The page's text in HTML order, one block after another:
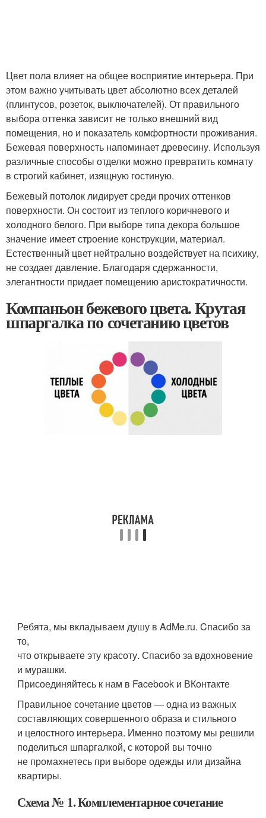
Цвет пола влияет на общее восприятие интерьера. При
этом важно учитывать цвет абсолютно всех деталей
(плинтусов, розеток, выключателей). От правильного
выбора оттенка зависит не только внешний вид
помещения, но и показатель комфортности проживания.
Бежевая поверхность напоминает древесину. Используя
различные способы отделки можно превратить комнату
в строгий кабинет, изящную гостиную.
Бежевый потолок лидирует среди прочих оттенков
поверхности. Он состоит из теплого коричневого и
холодного белого. При выборе типа декора большое
значение имеет строение конструкции, материал.
Естественный цвет нейтрально воздействует на психику,
не создает давление. Благодаря сдержанности,
элегантности придает помещению аристократичности.
Компаньон бежевого цвета. Крутая
шпаргалка по сочетанию цветов
Ребята, мы вкладываем душу в AdMe.ru. Cпасибо за
то,
что открываете эту красоту. Спасибо за вдохновение
и мурашки.
Присоединяйтесь к нам в Facebook и ВКонтакте
Правильное сочетание цветов — одна из важных
составляющих совершенного образа и стильного
и целостного интерьера. Именно поэтому мы решили
поделиться шпаргалкой, с которой вы точно
не промахнетесь при выборе одежды или дизайна
квартиры.
Схема № 1. Комплементарное сочетание